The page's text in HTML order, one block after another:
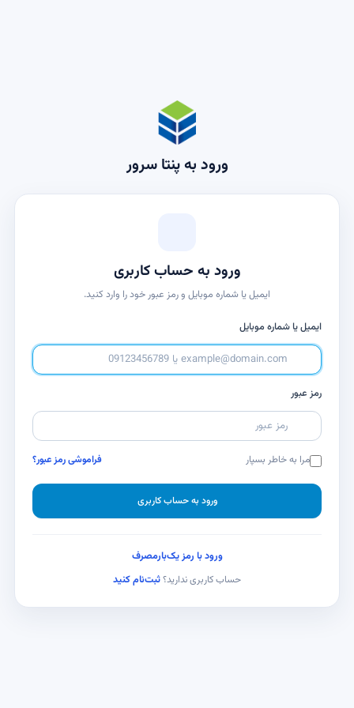
ورود به پنتا سرور
ورود به حساب کاربری
ایمیل یا شماره موبایل و رمز عبور خود را وارد کنید.
ایمیل یا شماره موبایل
رمز عبور
مرا به خاطر بسپار فراموشی رمز عبور؟
ورود به حساب کاربری
ورود با رمز یک‌بارمصرف
حساب کاربری ندارید؟ثبت‌نام کنید